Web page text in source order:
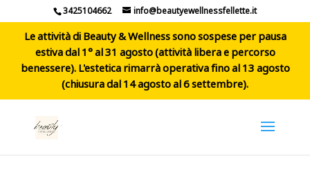
3425104662 info@beautyewellnessfellette.it
Le attività di Beauty & Wellness sono sospese per pausa
estiva dal 1° al 31 agosto (attività libera e percorso
benessere). L'estetica rimarrà operativa fino al 13 agosto
(chiusura dal 14 agosto al 6 settembre).